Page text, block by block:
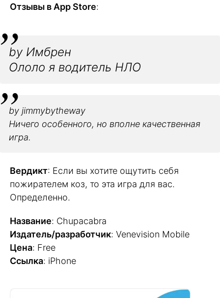
Отзывы в App Store:
by Имбрен
Ололо я водитель НЛО
by jimmybytheway
Ничего особенного, но вполне качественная
игра.
Вердикт: Если вы хотите ощутить себя
пожирателем коз, то эта игра для вас.
Определенно.
Название: Chupacabra
Издатель/разработчик: Venevision Mobile
Цена: Free
Ссылка: iPhone